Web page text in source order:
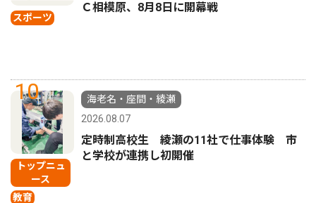
スポーツ
Ｃ相模原、8月8日に開幕戦
10
トップニュ
ース
教育
海老名・座間・綾瀬
2026.08.07
定時制高校生 綾瀬の11社で仕事体験 市
と学校が連携し初開催